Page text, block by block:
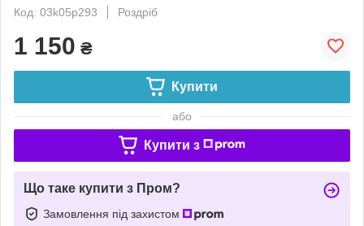
Код: 03k05p293
Роздріб
1 150 ₴
Купити
або
Купити з
Що таке купити з Пром?
Замовлення під захистом